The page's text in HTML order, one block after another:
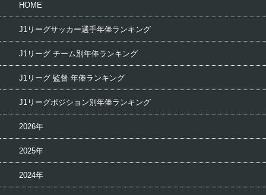
HOME
J1リーグサッカー選手年俸ランキング
J1リーグ チーム別年俸ランキング
J1リーグ 監督 年俸ランキング
J1リーグポジション別年俸ランキング
2026年
2025年
2024年